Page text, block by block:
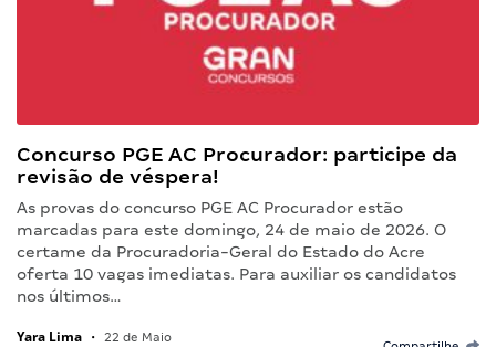
Concurso PGE AC Procurador: participe da
revisão de véspera!
As provas do concurso PGE AC Procurador estão
marcadas para este domingo, 24 de maio de 2026. O
certame da Procuradoria-Geral do Estado do Acre
oferta 10 vagas imediatas. Para auxiliar os candidatos
nos últimos…
Yara Lima • 22 de Maio